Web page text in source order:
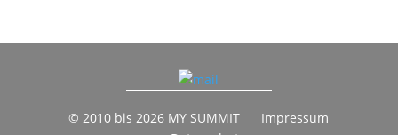
© 2010 bis 2026 MY SUMMIT
Impressum